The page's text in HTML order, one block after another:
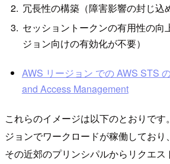
冗長性の構築（障害影響の封じ込
セッショントークンの有用性の向
ジョン向けの有効化が不要）
AWS リージョン での AWS STS
and Access Management
これらのイメージは以下のとおりで
ジョンでワークロードが稼働してお
その近郊のプリンシパルからリクエ